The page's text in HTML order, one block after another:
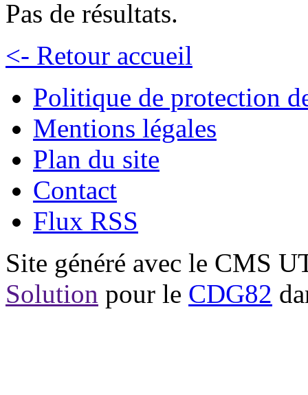
Pas de résultats.
<- Retour accueil
Politique de protection
Mentions légales
Plan du site
Contact
Flux RSS
Site généré avec le CMS
Solution pour le CDG82